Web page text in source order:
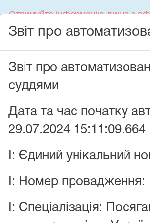
Отримуйте інформацію лише з
Єдиний Контакт-центр судової
влада
Головна • Стан розгляду
Дата
Звіт про
Звіт про
суддями
Дата та час початку
29.07.2024 15:11:09.664
I: Єдиний унікальний
I: Номер провадження:
I: Спеціалізація: